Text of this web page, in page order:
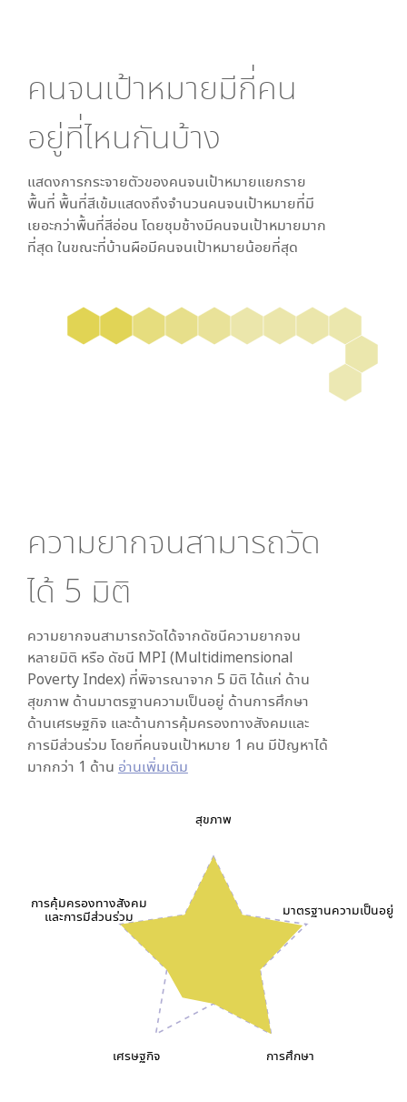
คนจนเป้าหมายมีกี่คน
อยู่ที่ไหนกันบ้าง
แสดงการกระจายตัวของคนจนเป้าหมายแยกราย
พื้นที่ พื้นที่สีเข้มแสดงถึงจำนวนคนจนเป้าหมายที่มี
เยอะกว่าพื้นที่สีอ่อน โดยชุมช้างมีคนจนเป้าหมายมาก
ที่สุด ในขณะที่บ้านผือมีคนจนเป้าหมายน้อยที่สุด
ความยากจนสามารถวัด
ได้ 5 มิติ
ความยากจนสามารถวัดได้จากดัชนีความยากจน
หลายมิติ หรือ ดัชนี MPI (Multidimensional
Poverty Index) ที่พิจารณาจาก 5 มิติ ได้แก่ ด้าน
สุขภาพ ด้านมาตรฐานความเป็นอยู่ ด้านการศึกษา
ด้านเศรษฐกิจ และด้านการคุ้มครองทางสังคมและ
การมีส่วนร่วม โดยที่คนจนเป้าหมาย 1 คน มีปัญหาได้
มากกว่า 1 ด้าน อ่านเพิ่มเติม
สุขภาพ
มาตรฐานความเป็นอยู่
การศึกษา
เศรษฐกิจ
การคุ้มครองทางสังคม
และการมีส่วนร่วม